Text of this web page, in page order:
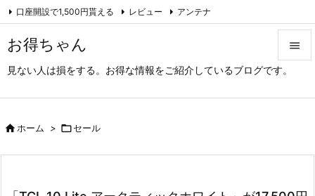
お得ちゃん
見ない人は損をする。お得な情報をご紹介しているブログです。

口座開設で1,500円貰える レビュー アンテナ
アーカイブ（旧サイト）
ホーム > セール